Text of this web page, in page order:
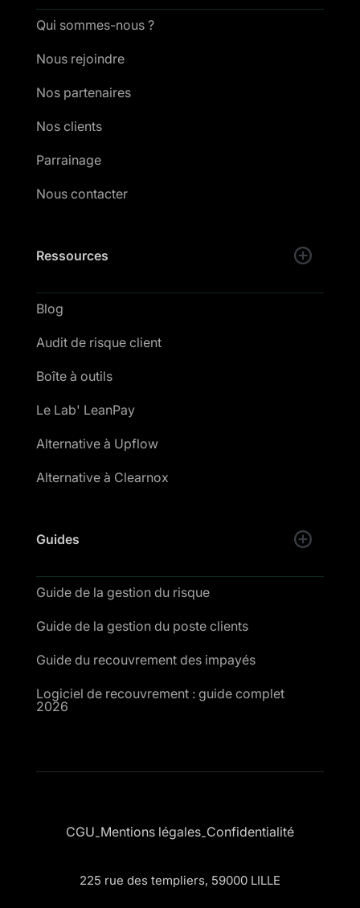
Qui sommes-nous ?
Nous rejoindre
Nos partenaires
Nos clients
Parrainage
Nous contacter
Ressources
Blog
Audit de risque client
Boîte à outils
Le Lab' LeanPay
Alternative à Upflow
Alternative à Clearnox
Guides
Guide de la gestion du risque
Guide de la gestion du poste clients
Guide du recouvrement des impayés
Logiciel de recouvrement : guide complet
2026
CGU-Mentions légales-Confidentialité
225 rue des templiers, 59000 LILLE